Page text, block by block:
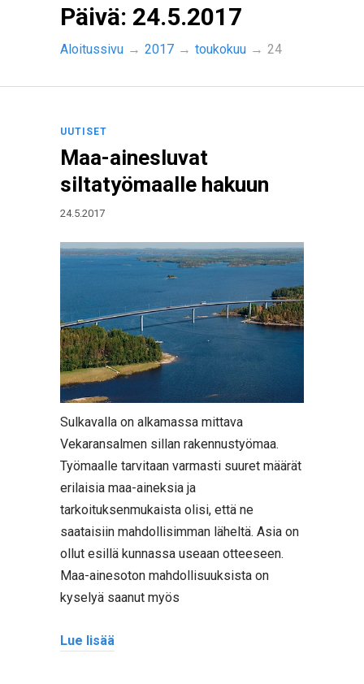
Päivä: 24.5.2017
Aloitussivu → 2017 → toukokuu → 24
UUTISET
Maa-ainesluvat
siltatyömaalle hakuun
24.5.2017
Sulkavalla on alkamassa mittava
Vekaransalmen sillan rakennustyömaa.
Työmaalle tarvitaan varmasti suuret määrät
erilaisia maa-aineksia ja
tarkoituksenmukaista olisi, että ne
saataisiin mahdollisimman läheltä. Asia on
ollut esillä kunnassa useaan otteeseen.
Maa-ainesoton mahdollisuuksista on
kyselyä saanut myös
Lue lisää